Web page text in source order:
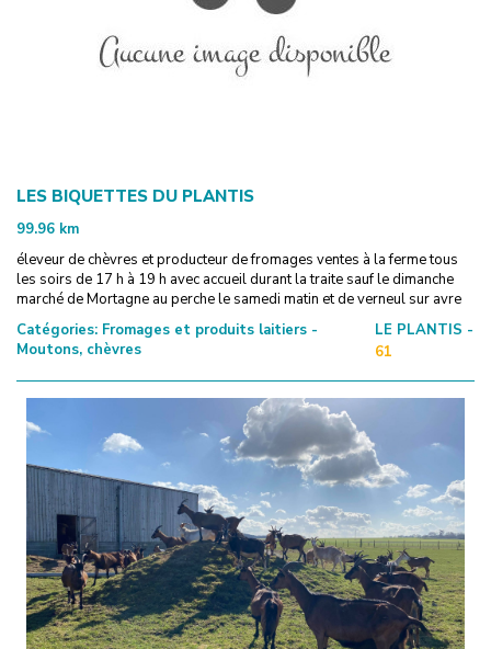
LES BIQUETTES DU PLANTIS
99.96 km
éleveur de chèvres et producteur de fromages ventes à la ferme tous
les soirs de 17 h à 19 h avec accueil durant la traite sauf le dimanche
marché de Mortagne au perche le samedi matin et de verneul sur avre
Catégories: Fromages et produits laitiers -
Moutons, chèvres
LE PLANTIS -
61